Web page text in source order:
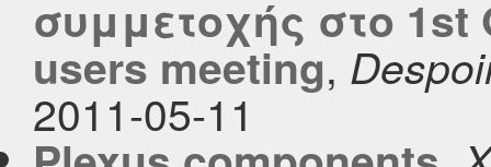
συμμετοχής στο 1st
users meeting,
2011-05-11